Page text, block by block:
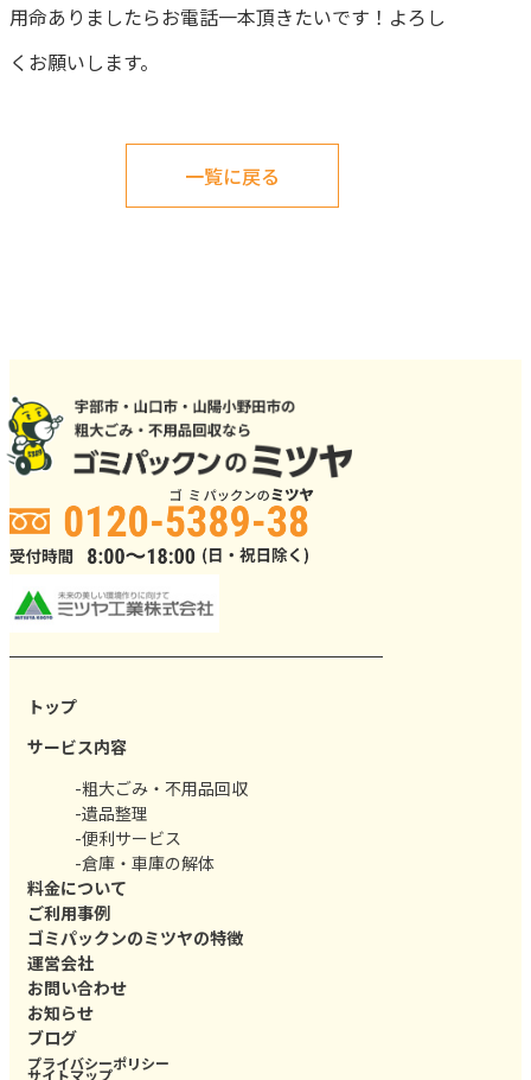
用命ありましたらお電話一本頂きたいです！よろし
くお願いします。
一覧に戻る
トップ
サービス内容
-粗大ごみ・不用品回収
-遺品整理
-便利サービス
-倉庫・車庫の解体
料金について
ご利用事例
ゴミパックンのミツヤの特徴
運営会社
お問い合わせ
お知らせ
ブログ
プライバシーポリシー
サイトマップ